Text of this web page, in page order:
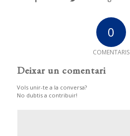
0
COMENTARIS
Deixar un comentari
Vols unir-te a la conversa?
No dubtis a contribuir!